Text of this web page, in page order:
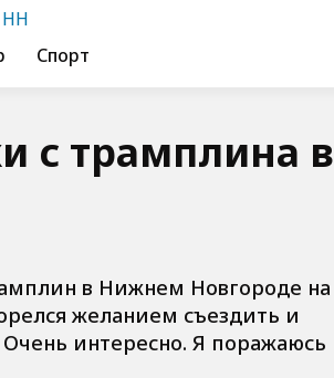
Спорт
с трамплина в
в Нижнем Новгороде на
желанием съездить и
интересно. Я поражаюсь